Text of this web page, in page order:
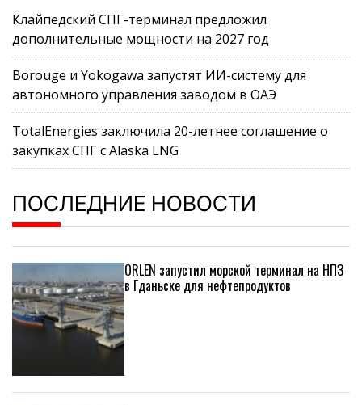
Клайпедский СПГ-терминал предложил
дополнительные мощности на 2027 год
Borouge и Yokogawa запустят ИИ-систему для
автономного управления заводом в ОАЭ
TotalEnergies заключила 20-летнее соглашение о
закупках СПГ с Alaska LNG
ПОСЛЕДНИЕ НОВОСТИ
ORLEN запустил морской терминал на НПЗ
в Гданьске для нефтепродуктов